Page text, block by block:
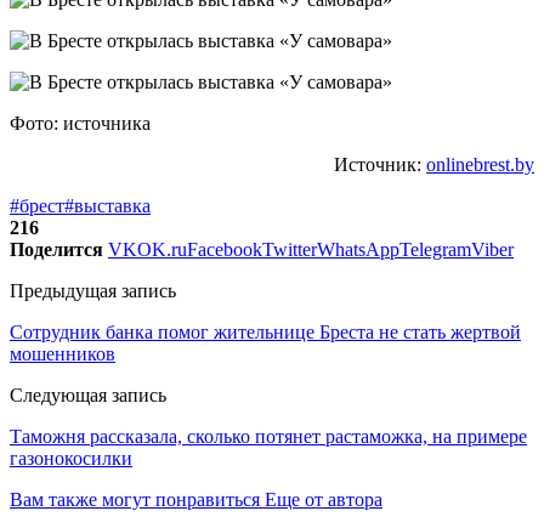
Фото: источника
Источник: onlinebrest.by
#брест#выставка
216
Поделится VKOK.ruFacebookTwitterWhatsAppTelegramViber
Предыдущая запись
Сотрудник банка помог жительнице Бреста не стать жертвой
мошенников
Следующая запись
Таможня рассказала, сколько потянет растаможка, на примере
газонокосилки
Вам также могут понравиться Еще от автора